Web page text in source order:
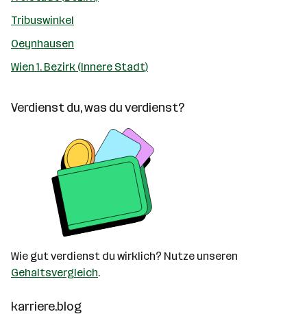
Tribuswinkel
Oeynhausen
Wien 1. Bezirk (Innere Stadt)
Verdienst du, was du verdienst?
Wie gut verdienst du wirklich? Nutze unseren
Gehaltsvergleich.
karriere.blog